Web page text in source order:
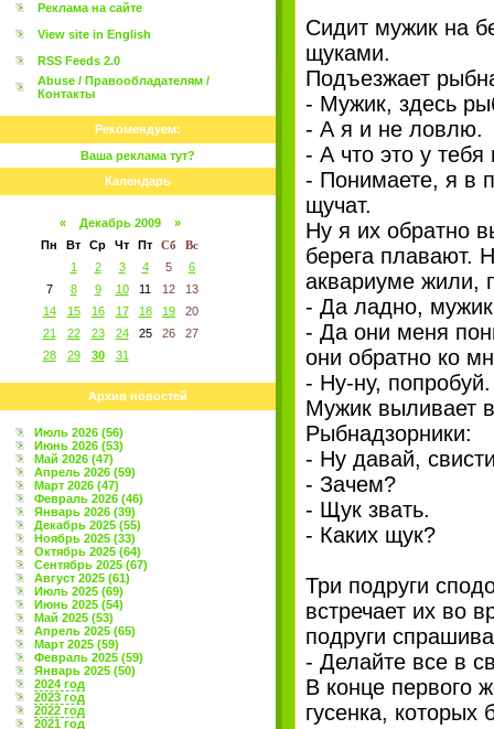
Реклама на сайте
View site in English
RSS Feeds 2.0
Abuse / Правообладателям /
Контакты
Рекомендуем:
Ваша реклама тут?
Календарь
« Декабрь 2009
»
Пн
Вт Ср Чт Пт Сб
Вс
1
2 3 4 5
6
7
8 9 10 11 12
13
14
15 16 17 18 19
20
21
22 23 24 25 26
27
28
29 30 31
Архив новостей
Июль 2026 (56)
Июнь 2026 (53)
Май 2026 (47)
Апрель 2026 (59)
Март 2026 (47)
Февраль 2026 (46)
Январь 2026 (39)
Декабрь 2025 (55)
Ноябрь 2025 (33)
Октябрь 2025 (64)
Сентябрь 2025 (67)
Август 2025 (61)
Июль 2025 (69)
Июнь 2025 (54)
Май 2025 (53)
Апрель 2025 (65)
Март 2025 (59)
Февраль 2025 (59)
Январь 2025 (50)
2024 год
2023 год
2022 год
2021 год
Сидит мужик на
щуками.
Подъезжает
- Мужик, здесь
- А я и не ловлю.
- А что это у
- Понимаете, я в
щучат.
Ну я их обратно
берега плавают.
аквариуме жили,
- Да ладно,
- Да они меня
они обратно ко
- Ну-ну, попробуй.
Мужик выливает
Рыбнадзорники:
- Ну давай,
- Зачем?
- Щук звать.
- Каких щук?
Три подруги
встречает их во
подруги
- Делайте все в
В конце первого
гусенка,